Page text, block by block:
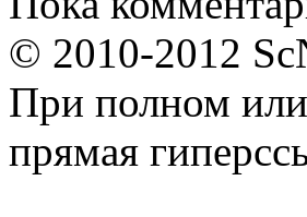
© 2010-2012
При полном или
прямая